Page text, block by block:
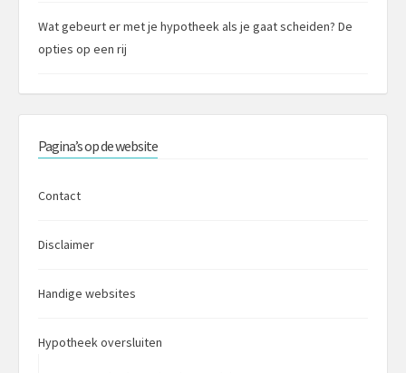
Wat gebeurt er met je hypotheek als je gaat scheiden? De
opties op een rij
Pagina’s op de website
Contact
Disclaimer
Handige websites
Hypotheek oversluiten